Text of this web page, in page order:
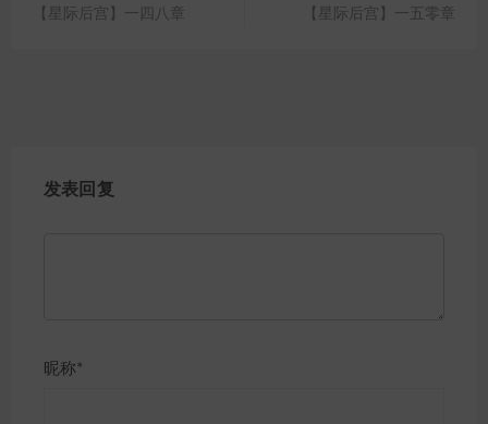
【星际后宫】一四八章
【星际后宫】一五零章
发表回复
昵称*